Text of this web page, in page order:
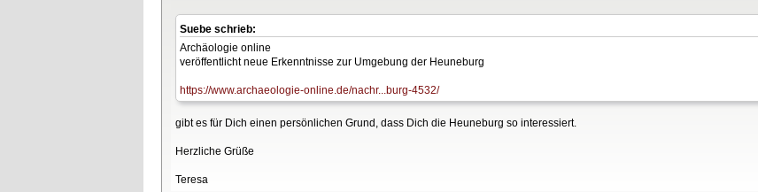
Suebe schrieb:
Archäologie online
veröffentlicht neue Erkenntnisse zur Umgebung der Heuneburg
https://www.archaeologie-online.de/nachr...burg-4532/
gibt es für Dich einen persönlichen Grund, dass Dich die Heuneburg so interessiert.
Herzliche Grüße
Teresa